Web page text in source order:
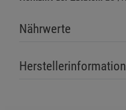
Nährwerte